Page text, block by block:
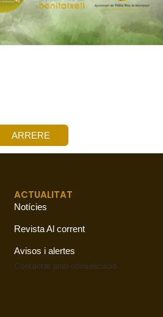
ARRERE
ACTUALITAT
Notícies
Revista Al corrent
Avisos i alertes
Contactar amb comunicació